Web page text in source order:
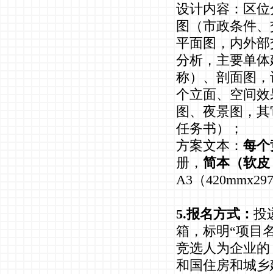
设计内容：区
图（市政条件
平面图，内外
分析，主要单
称）、剖面图
个立面、空间
图、夜景图，
任务书）；
方案文本： 每
册， 简本（软
A3（
5.报名方式： 投
箱，标明“项目
竞选人为企业
和国住房和城